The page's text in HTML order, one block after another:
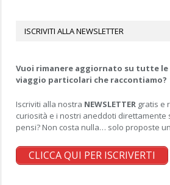
ISCRIVITI ALLA NEWSLETTER
Vuoi rimanere aggiornato su tutte
viaggio particolari che raccontiamo?
Iscriviti alla nostra NEWSLETTER gratis e
curiosità e i nostri aneddoti direttamente
pensi? Non costa nulla… solo proposte
CLICCA QUI PER ISCRIVERTI